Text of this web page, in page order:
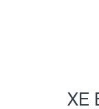
XE